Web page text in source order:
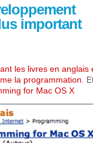
important
les livres en anglais
la programmation .
for Mac OS X